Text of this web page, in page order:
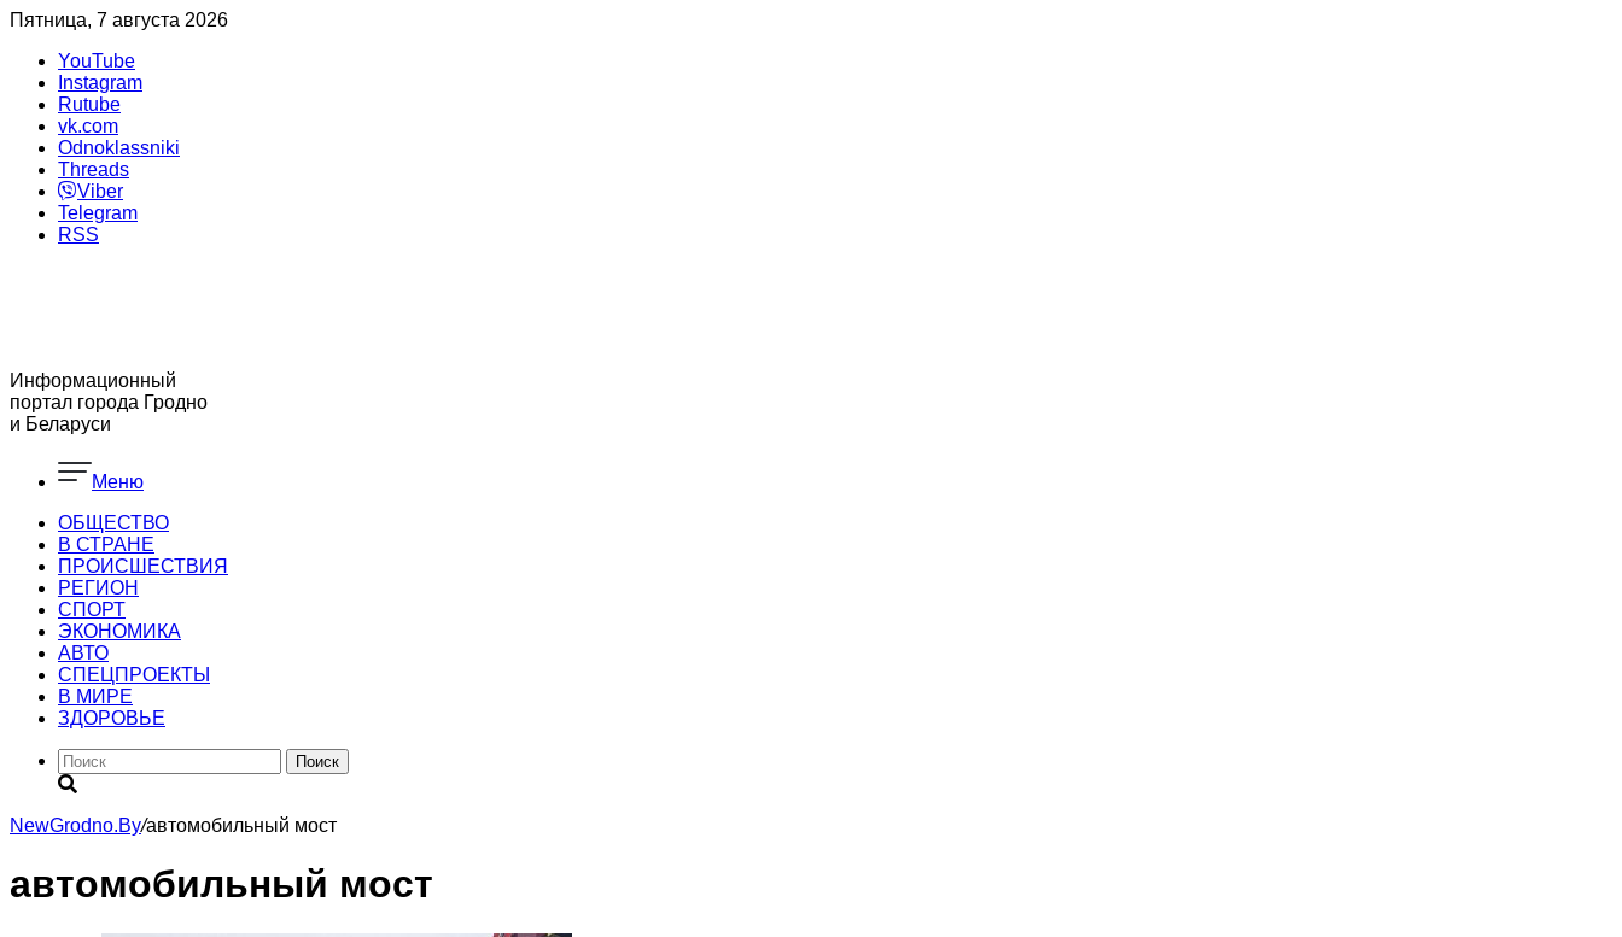
Пятница, 7 августа 2026
YouTube
Instagram
Rutube
vk.com
Odnoklassniki
Threads
Viber
Telegram
RSS
Информационный
портал города Гродно
и Беларуси
Меню
ОБЩЕСТВО
В СТРАНЕ
ПРОИСШЕСТВИЯ
РЕГИОН
CПОРТ
ЭКОНОМИКА
АВТО
СПЕЦПРОЕКТЫ
В МИРЕ
ЗДОРОВЬЕ
Поиск
NewGrodno.By/автомобильный мост
автомобильный мост